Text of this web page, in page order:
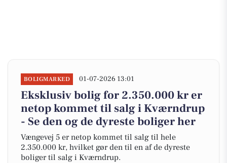
BOLIGMARKED 01-07-2026 13:01
Eksklusiv bolig for 2.350.000 kr er
netop kommet til salg i Kværndrup
- Se den og de dyreste boliger her
Vængevej 5 er netop kommet til salg til hele
2.350.000 kr, hvilket gør den til en af de dyreste
boliger til salg i Kværndrup.